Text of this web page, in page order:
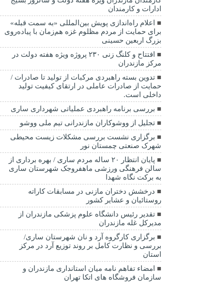
ادارات و کارمندان
اعلام راه‌اندازی پویش بین‌المللی «به سمت قبله»
برای حمایت از مردم مظلوم غزه هم‌زمان با پیاده‌روی
بزرگ اربعین حسینی
افتتاح و کلنگ زنی ۲۳۰ پروژه ویژه هفته دولت در
مرکز مازندران
تدوین بسته راهبردی مرکبات از تولید تا صادرات /
حمایت از صادرات عاملی در ارتقای کیفیت تولید
داخلی است.
بررسی برنامه راهبردی عملیاتی شهرداری ساری
تجلیل از ووشوکاران مازندرانی تیم ملی ووشو
برگزاری نشست بررسی مشکلات زیست محیطی
شهرک صنعتی چمستان نور
پایان انتظار ۲۰ ساله مردم ساری / بهره برداری از
سالن فرهنگی ورزشی ماهفروجک شهرستان ساری
به برکت نگاه شهدا
درخشش دختران مازنی در مسابقات کاراته
روستائیان و عشایر کشور
تقدیر رئیس دانشگاه علوم پزشکی مازندران از
مدیرکل غله مازندران
برگزاری کارگروه آرد و نان شهرستان ساری/
بررسی و نظارت کامل بر روند توزیع آرد در مرکز
استان
امضاء تفاهم نامه میان استانداری مازندران و
سازمان فروشگاه های اتکا تهران